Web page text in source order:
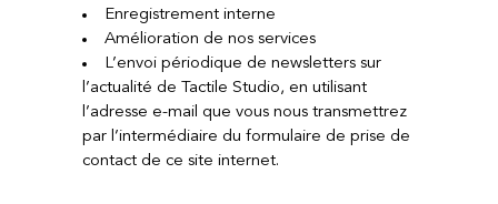
Enregistrement interne
Amélioration de nos services
L’envoi périodique de newsletters sur
l’actualité de Tactile Studio, en utilisant
l’adresse e-mail que vous nous transmettrez
par l’intermédiaire du formulaire de prise de
contact de ce site internet.